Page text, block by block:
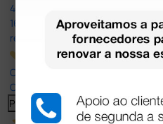
4,8
165
reviews
Our 4 and 5 star reviews.
Click here to read them all >
Previous